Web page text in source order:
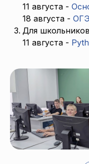
11 августа -
18 августа -
Для
11 августа -